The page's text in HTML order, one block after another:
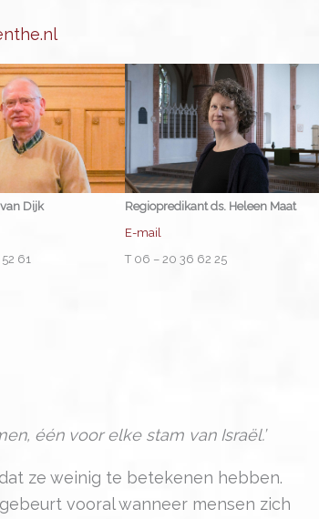
Dijk
61
Regiopredikant ds. Heleen Maat
E-mail
T 06 – 20 36 62 25
één voor elke stam van Israël.’
ze weinig te betekenen hebben.
vooral wanneer mensen zich